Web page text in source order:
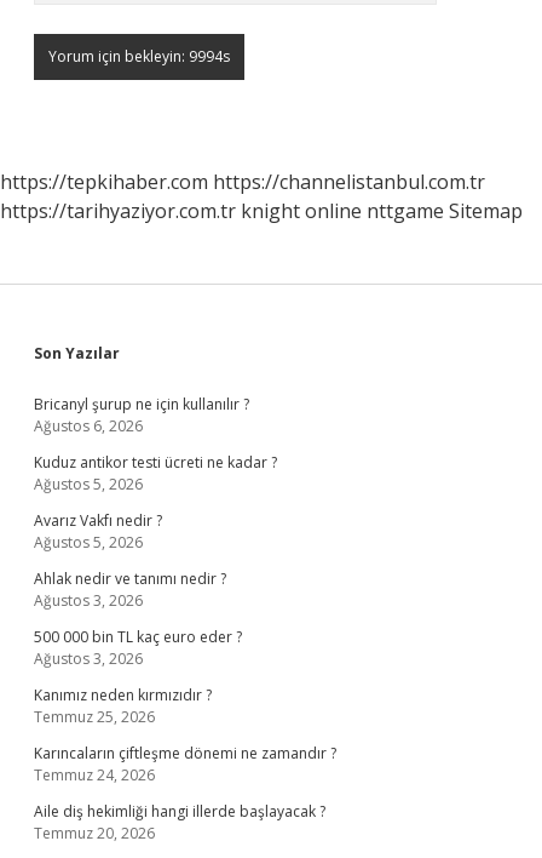
https://tepkihaber.com https://channelistanbul.com.tr
https://tarihyaziyor.com.tr knight online nttgame Sitemap
Sidebar
Son Yazılar
Bricanyl şurup ne için kullanılır ?
Ağustos 6, 2026
Kuduz antikor testi ücreti ne kadar ?
Ağustos 5, 2026
Avarız Vakfı nedir ?
Ağustos 5, 2026
Ahlak nedir ve tanımı nedir ?
Ağustos 3, 2026
500 000 bin TL kaç euro eder ?
Ağustos 3, 2026
Kanımız neden kırmızıdır ?
Temmuz 25, 2026
Karıncaların çiftleşme dönemi ne zamandır ?
Temmuz 24, 2026
Aile diş hekimliği hangi illerde başlayacak ?
Temmuz 20, 2026